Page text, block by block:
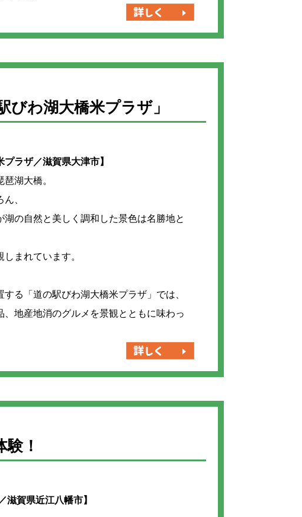
わ湖大橋米プラザ」
プラザ／滋賀県大津市】
湖大橋。
、
湖の自然と美しく調和した景色は名勝地と
まれています。
る「道の駅びわ湖大橋米プラザ」では、
、地産地消のグルメを景観とともに味わっ
！
滋賀県近江八幡市】